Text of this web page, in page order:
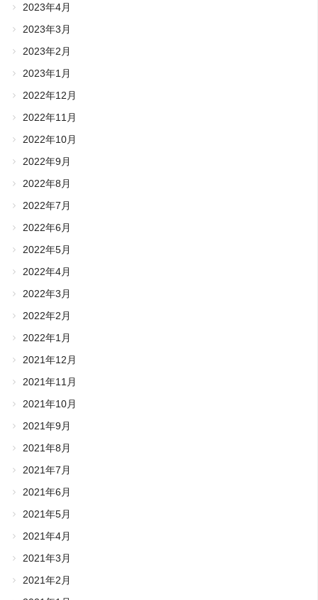
2023年4月
2023年3月
2023年2月
2023年1月
2022年12月
2022年11月
2022年10月
2022年9月
2022年8月
2022年7月
2022年6月
2022年5月
2022年4月
2022年3月
2022年2月
2022年1月
2021年12月
2021年11月
2021年10月
2021年9月
2021年8月
2021年7月
2021年6月
2021年5月
2021年4月
2021年3月
2021年2月